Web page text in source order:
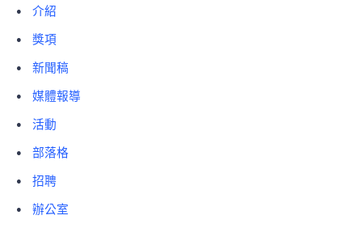
介紹
獎項
新聞稿
媒體報導
活動
部落格
招聘
辦公室